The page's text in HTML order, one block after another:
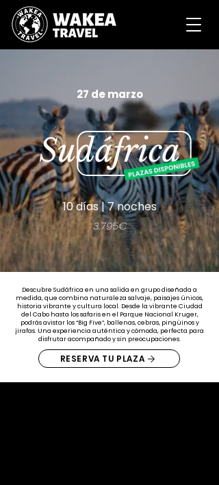
27 de marzo
Sudáfrica
10 días | 7 noches
3.795€
Descubre Sudáfrica en una salida en grupo diseñada a
medida, que combina naturaleza salvaje, paisajes únicos,
historia vibrante y cultura local. Desde la vibrante Ciudad
del Cabo hasta los safaris en el Parque Nacional Kruger,
podrás avistar los “Big Five”, ballenas, cebras, pingüinos y
jirafas. Una experiencia auténtica y cómoda, perfecta para
disfrutar acompañado y sin preocupaciones.
RESERVA TU PLAZA